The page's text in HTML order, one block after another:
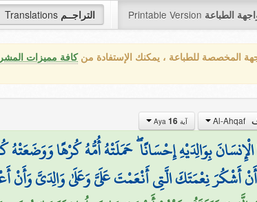
Translations التراجــم Printable Version الطباعة
المخصصة للطباعة ، يمكنك الإستفادة منكافة مميزات
آية Aya 16
بِوَالِدَيْهِ إِحْسَانًا ۖ حَمَلَتْهُ أُمُّهُ كُرْهًا
أَشْكُرَ نِعْمَتَكَ الَّتِي أَنْعَمْتَ عَلَيَّ وَعَلَىٰ وَالِدَيَّ وَأَنْ